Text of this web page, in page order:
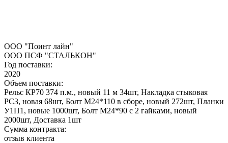
ООО "Поинт лайн"
ООО ПСФ "СТАЛЬКОН"
Год поставки:
2020
Объем поставки:
Рельс КР70 374 п.м., новый 11 м 34шт, Накладка стыковая
РС3, новая 68шт, Болт М24*110 в сборе, новый 272шт, Планки
У1П1, новые 1000шт, Болт М24*90 с 2 гайками, новый
2000шт, Доставка 1шт
Сумма контракта:
отзыв клиента